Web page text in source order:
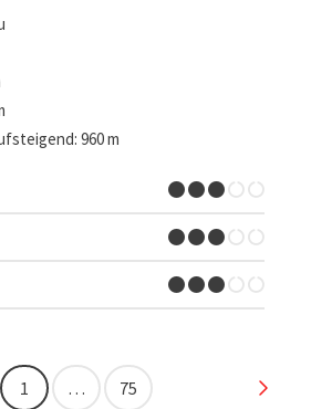
960 m
1 … 75 Seite